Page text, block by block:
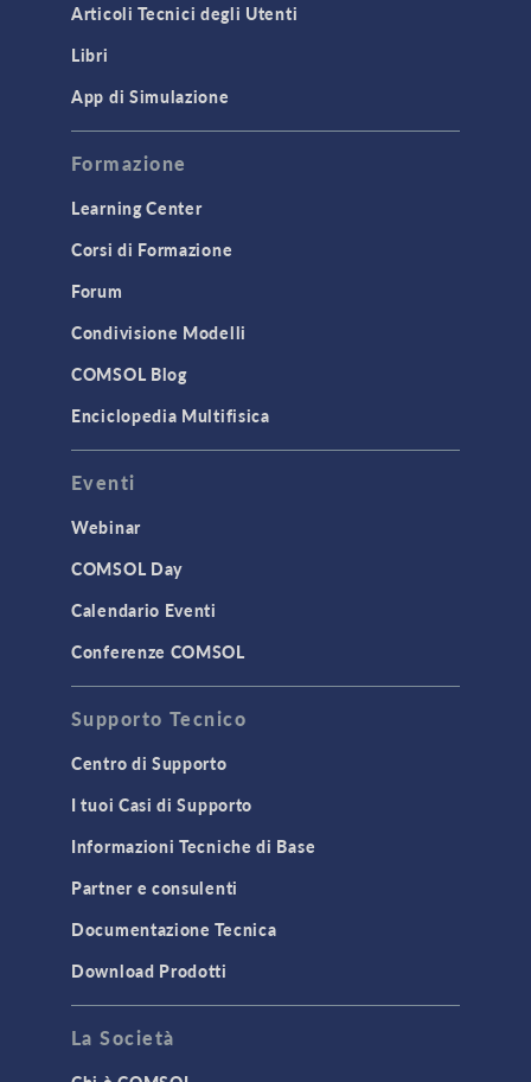
Articoli Tecnici degli Utenti
Libri
App di Simulazione
Formazione
Learning Center
Corsi di Formazione
Forum
Condivisione Modelli
COMSOL Blog
Enciclopedia Multifisica
Eventi
Webinar
COMSOL Day
Calendario Eventi
Conferenze COMSOL
Supporto Tecnico
Centro di Supporto
I tuoi Casi di Supporto
Informazioni Tecniche di Base
Partner e consulenti
Documentazione Tecnica
Download Prodotti
La Società